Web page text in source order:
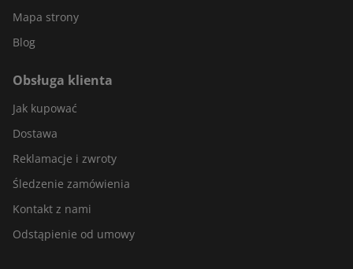
Mapa strony
Blog
Obsługa klienta
Jak kupować
Dostawa
Reklamacje i zwroty
Śledzenie zamówienia
Kontakt z nami
Odstąpienie od umowy